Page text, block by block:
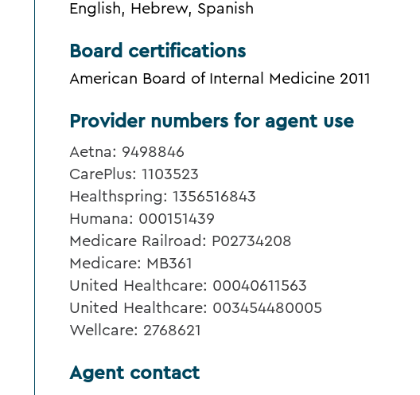
English, Hebrew, Spanish
Board certifications
American Board of Internal Medicine 2011
Provider numbers for agent use
Aetna: 9498846
CarePlus: 1103523
Healthspring: 1356516843
Humana: 000151439
Medicare Railroad: P02734208
Medicare: MB361
United Healthcare: 00040611563
United Healthcare: 003454480005
Wellcare: 2768621
Agent contact